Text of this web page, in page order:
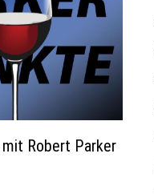
mit Robert Parker